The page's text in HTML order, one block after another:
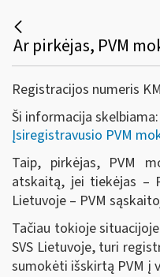
Registracijos numeris
Ši informacija skelbiama:
Įsiregistravusio PVM
Taip, pirkėjas, PVM
atskaitą, jei tiekėjas –
Lietuvoje – PVM
Tačiau tokioje
SVS Lietuvoje, turi
sumokėti išskirtą PVM į